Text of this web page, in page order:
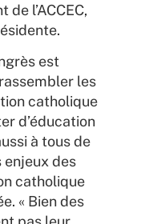
l’ACCEC,
est
les
catholique
d’éducation
à tous de
enjeux des
catholique
« Bien des